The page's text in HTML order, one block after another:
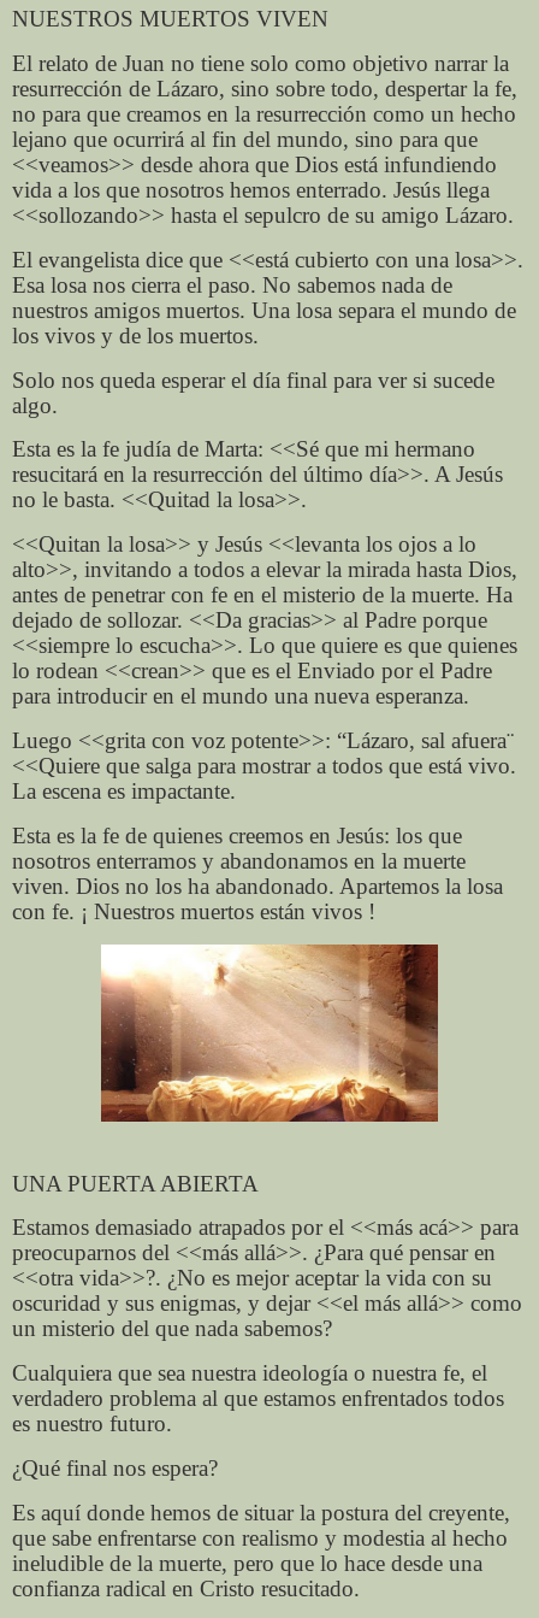
NUESTROS MUERTOS VIVEN
El relato de Juan no tiene solo como objetivo narrar la
resurrección de Lázaro, sino sobre todo, despertar la fe,
no para que creamos en la resurrección como un hecho
lejano que ocurrirá al fin del mundo, sino para que
<<veamos>> desde ahora que Dios está infundiendo
vida a los que nosotros hemos enterrado. Jesús llega
<<sollozando>> hasta el sepulcro de su amigo Lázaro.
El evangelista dice que <<está cubierto con una losa>>.
Esa losa nos cierra el paso. No sabemos nada de
nuestros amigos muertos. Una losa separa el mundo de
los vivos y de los muertos.
Solo nos queda esperar el día final para ver si sucede
algo.
Esta es la fe judía de Marta: <<Sé que mi hermano
resucitará en la resurrección del último día>>. A Jesús
no le basta. <<Quitad la losa>>.
<<Quitan la losa>> y Jesús <<levanta los ojos a lo
alto>>, invitando a todos a elevar la mirada hasta Dios,
antes de penetrar con fe en el misterio de la muerte. Ha
dejado de sollozar. <<Da gracias>> al Padre porque
<<siempre lo escucha>>. Lo que quiere es que quienes
lo rodean <<crean>> que es el Enviado por el Padre
para introducir en el mundo una nueva esperanza.
Luego <<grita con voz potente>>: “Lázaro, sal afuera¨
<<Quiere que salga para mostrar a todos que está vivo.
La escena es impactante.
Esta es la fe de quienes creemos en Jesús: los que
nosotros enterramos y abandonamos en la muerte
viven. Dios no los ha abandonado. Apartemos la losa
con fe. ¡ Nuestros muertos están vivos !
UNA PUERTA ABIERTA
Estamos demasiado atrapados por el <<más acá>> para
preocuparnos del <<más allá>>. ¿Para qué pensar en
<<otra vida>>?. ¿No es mejor aceptar la vida con su
oscuridad y sus enigmas, y dejar <<el más allá>> como
un misterio del que nada sabemos?
Cualquiera que sea nuestra ideología o nuestra fe, el
verdadero problema al que estamos enfrentados todos
es nuestro futuro.
¿Qué final nos espera?
Es aquí donde hemos de situar la postura del creyente,
que sabe enfrentarse con realismo y modestia al hecho
ineludible de la muerte, pero que lo hace desde una
confianza radical en Cristo resucitado.